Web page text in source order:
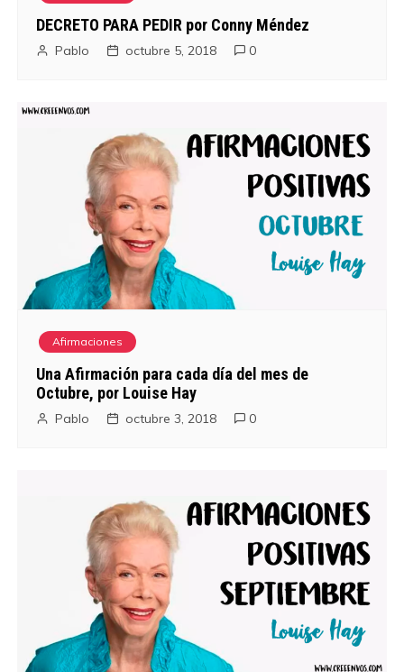
DECRETO PARA PEDIR por Conny Méndez
Pablo octubre 5, 2018 0
Afirmaciones
Una Afirmación para cada día del mes de
Octubre, por Louise Hay
Pablo octubre 3, 2018 0